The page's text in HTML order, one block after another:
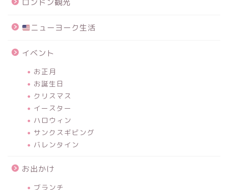
ロンドン観光
ニューヨーク生活
イベント
お正月
お誕生日
クリスマス
イースター
ハロウィン
サンクスギビング
バレンタイン
お出かけ
ブランチ